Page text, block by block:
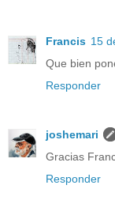
Francis 15
Que bien
Responder
joshemari
Gracias
Responder